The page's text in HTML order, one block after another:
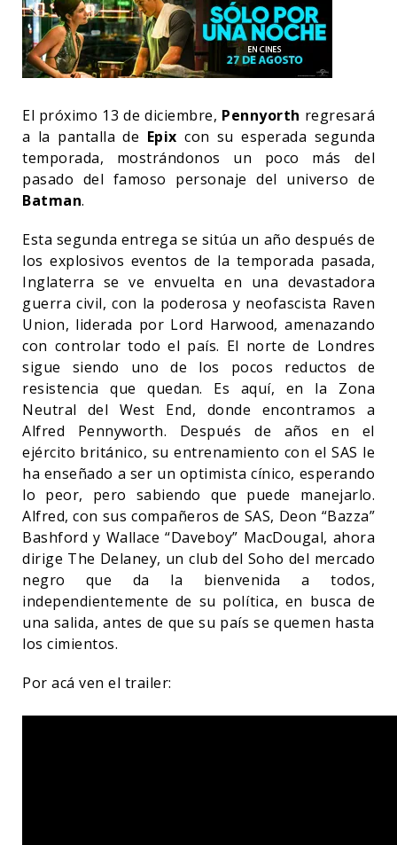
El próximo 13 de diciembre, Pennyorth regresará
a la pantalla de Epixcon su esperada segunda
temporada, mostrándonos un poco más del
pasado del famoso personaje del universo de
Batman.
Esta segunda entrega se sitúa un año después de
los explosivos eventos de la temporada pasada,
Inglaterra se ve envuelta en una devastadora
guerra civil, con la poderosa y neofascista Raven
Union, liderada por Lord Harwood, amenazando
con controlar todo el país. El norte de Londres
sigue siendo uno de los pocos reductos de
resistencia que quedan. Es aquí, en la Zona
Neutral del West End, donde encontramos a
Alfred Pennyworth. Después de años en el
ejército británico, su entrenamiento con el SAS le
ha enseñado a ser un optimista cínico, esperando
lo peor, pero sabiendo que puede manejarlo.
Alfred, con sus compañeros de SAS, Deon “Bazza”
Bashford y Wallace “Daveboy” MacDougal, ahora
dirige The Delaney, un club del Soho del mercado
negro que da la bienvenida a todos,
independientemente de su política, en busca de
una salida, antes de que su país se quemen hasta
los cimientos.
Por acá ven el trailer: